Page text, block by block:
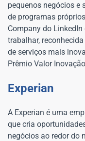
pequenos negócios e
de programas
Company do
trabalhar,
de serviços mais
Prêmio Valor
Experian
A Experian é uma
que cria
negócios ao redor do